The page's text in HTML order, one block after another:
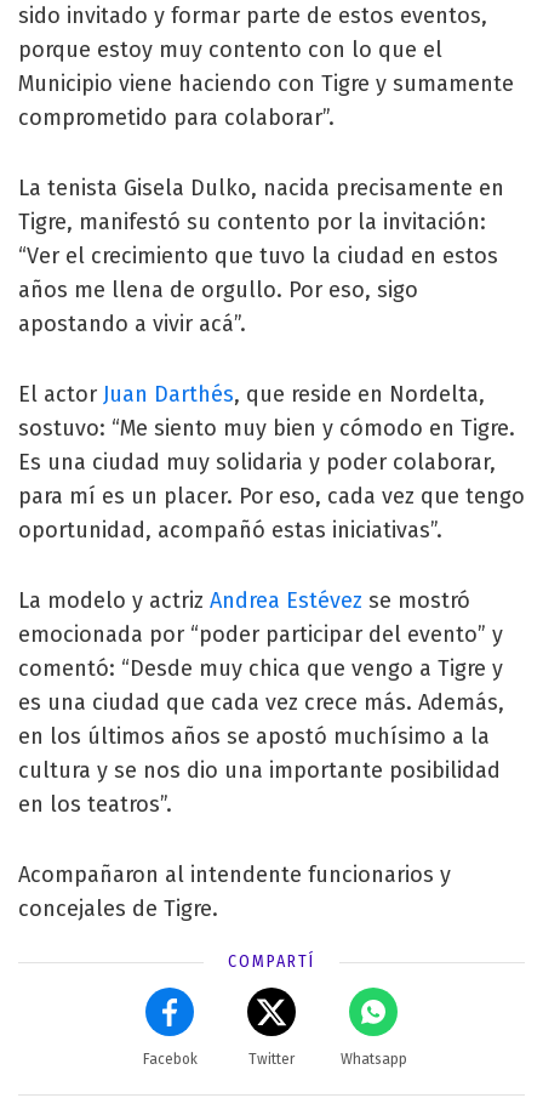
sido invitado y formar parte de estos eventos,
porque estoy muy contento con lo que el
Municipio viene haciendo con Tigre y sumamente
comprometido para colaborar”.
La tenista Gisela Dulko, nacida precisamente en
Tigre, manifestó su contento por la invitación:
“Ver el crecimiento que tuvo la ciudad en estos
años me llena de orgullo. Por eso, sigo
apostando a vivir acá”.
El actor Juan Darthés, que reside en Nordelta,
sostuvo: “Me siento muy bien y cómodo en Tigre.
Es una ciudad muy solidaria y poder colaborar,
para mí es un placer. Por eso, cada vez que tengo
oportunidad, acompañó estas iniciativas”.
La modelo y actriz Andrea Estévez se mostró
emocionada por “poder participar del evento” y
comentó: “Desde muy chica que vengo a Tigre y
es una ciudad que cada vez crece más. Además,
en los últimos años se apostó muchísimo a la
cultura y se nos dio una importante posibilidad
en los teatros”.
Acompañaron al intendente funcionarios y
concejales de Tigre.
COMPARTÍ
Facebok Twitter Whatsapp